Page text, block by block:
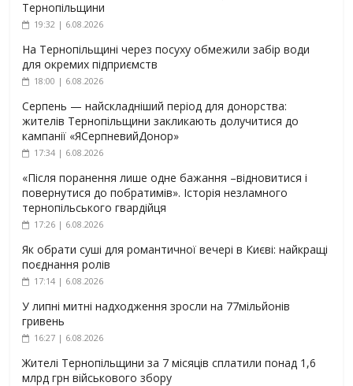
Тернопільщини
19:32 | 6.08.2026
На Тернопільщині через посуху обмежили забір води
для окремих підприємств
18:00 | 6.08.2026
Серпень — найскладніший період для донорства:
жителів Тернопільщини закликають долучитися до
кампанії «ЯСерпневийДонор»
17:34 | 6.08.2026
«Після поранення лише одне бажання –відновитися і
повернутися до побратимів». Історія незламного
тернопільського гвардійця
17:26 | 6.08.2026
Як обрати суші для романтичної вечері в Києві: найкращі
поєднання ролів
17:14 | 6.08.2026
У липні митні надходження зросли на 77мільйонів
гривень
16:27 | 6.08.2026
Жителі Тернопільщини за 7 місяців сплатили понад 1,6
млрд грн військового збору